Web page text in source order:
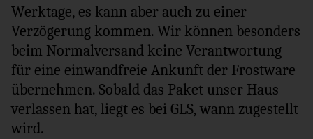
Werktage, es kann aber auch zu einer
Verzögerung kommen. Wir können besonders
beim Normalversand keine Verantwortung
für eine einwandfreie Ankunft der Frostware
übernehmen. Sobald das Paket unser Haus
verlassen hat, liegt es bei GLS, wann zugestellt
wird.